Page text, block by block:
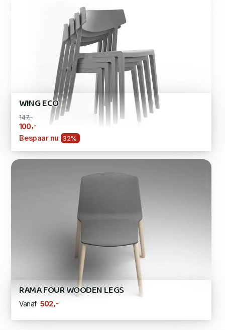
WING ECO
147,-
100,-
Bespaar nu 32%
RAMA FOUR WOODEN LEGS
Vanaf 502,-